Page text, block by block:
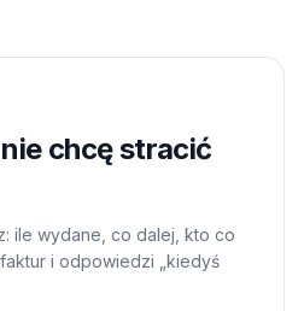
chcę stracić
ile wydane, co dalej, kto co
i odpowiedzi „kiedyś